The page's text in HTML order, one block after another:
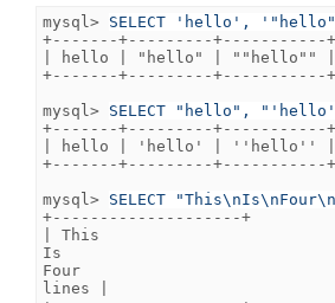
mysql> SELECT 'hello',
+-------+---------+-----------
| hello | "hello" | ""hello""
+-------+---------+-----------
mysql> SELECT "hello",
+-------+---------+-----------
| hello | 'hello' | ''hello'' |
+-------+---------+-----------
mysql> SELECT
+--------------------+
| This
Is
Four
lines |